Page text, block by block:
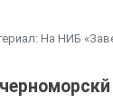
На НИБ